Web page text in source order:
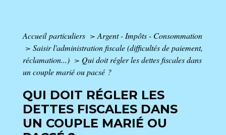
Accueil particuliers > Argent - Impôts - Consommation
> Saisir l'administration fiscale (difficultés de paiement,
réclamation...) > Qui doit régler les dettes fiscales dans
un couple marié ou pacsé ?
QUI DOIT RÉGLER LES
DETTES FISCALES DANS
UN COUPLE MARIÉ OU